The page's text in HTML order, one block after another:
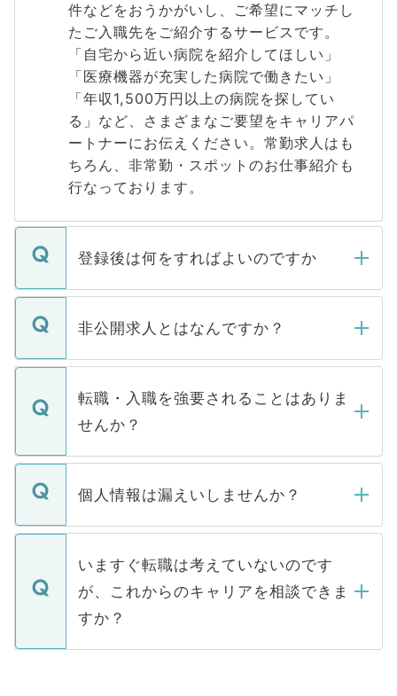
件などをおうかがいし、ご希望にマッチし
たご入職先をご紹介するサービスです。
「自宅から近い病院を紹介してほしい」
「医療機器が充実した病院で働きたい」
「年収1,500万円以上の病院を探してい
る」など、さまざまなご要望をキャリアパ
ートナーにお伝えください。常勤求人はも
ちろん、非常勤・スポットのお仕事紹介も
行なっております。
登録後は何をすればよいのですか
ご登録いただきましたら、弊社担当者がご
登録内容を確認し、その後メールもしくは
ます。通常、5営業日以内にはご連絡をせて
いただきますので、しばらくお待ちくださ
非公開求人とはなんですか？
マイナビDOCTORで取り扱っている求人の
うち約3割は、Webサイトからご覧いただ
けない「非公開求人」です。非公開求人は
下記の理由によって、一般には公開してい
ません。
■応募殺到を避けるため 人気のある医療機
関を公にしてしまうと、応募が殺到する場
に、医療機関が求める条件に合った人材の
みを人材紹介会社に依頼するケースが増え
ています。
転職・入職を強要されることはありま
せんか？
転職・入職を強要することは一切ありませ
ん。また、仮に応募先から内定をいただい
定を承諾する必要はありません。内定先へ
の辞退の連絡はキャリアパートナーが行い
個人情報は漏えいしませんか？
個人情報が漏えいすることはありませんの
で、ご安心ください。当サイトからの登録
などで収集したご登録者様の個人情報は、
ご本人のキャリアアップおよび転職活動の
支援を目的に使用いたします。お預かりし
ているすべての個人データはご本人の許可
いますぐ転職は考えていないのです
が、これからのキャリアを相談できま
すか？